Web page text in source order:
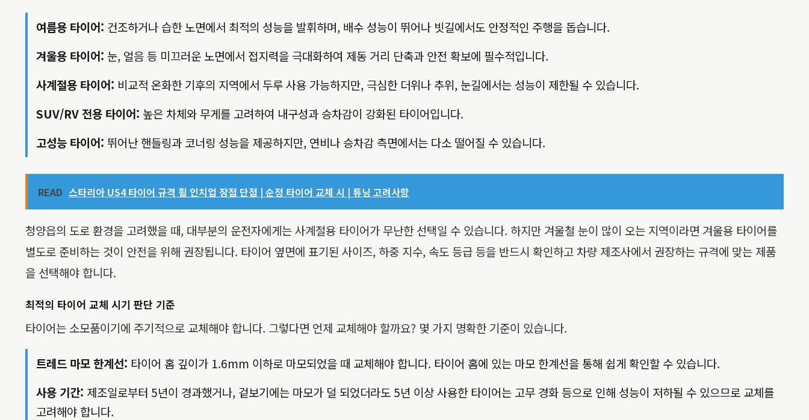
여름용 타이어: 건조하거나 습한 노면에서 최적의 성능을 발휘하며, 배수 성능이 뛰어나 빗길에서도 안정적인 주행을 돕습니다.
겨울용 타이어: 눈, 얼음 등 미끄러운 노면에서 접지력을 극대화하여 제동 거리 단축과 안전 확보에 필수적입니다.
사계절용 타이어: 비교적 온화한 기후의 지역에서 두루 사용 가능하지만, 극심한 더위나 추위, 눈길에서는 성능이 제한될 수 있습니다.
SUV/RV 전용 타이어: 높은 차체와 무게를 고려하여 내구성과 승차감이 강화된 타이어입니다.
고성능 타이어: 뛰어난 핸들링과 코너링 성능을 제공하지만, 연비나 승차감 측면에서는 다소 떨어질 수 있습니다.
READ 스타리아 US4 타이어 규격 휠 인치업 장점 단점 | 순정 타이어 교체 시 | 튜닝 고려사항
청양읍의 도로 환경을 고려했을 때, 대부분의 운전자에게는 사계절용 타이어가 무난한 선택일 수 있습니다. 하지만 겨울철 눈이 많이 오는 지역이라면 겨울용 타이어를
별도로 준비하는 것이 안전을 위해 권장됩니다. 타이어 옆면에 표기된 사이즈, 하중 지수, 속도 등급 등을 반드시 확인하고 차량 제조사에서 권장하는 규격에 맞는 제품
을 선택해야 합니다.
최적의 타이어 교체 시기 판단 기준
타이어는 소모품이기에 주기적으로 교체해야 합니다. 그렇다면 언제 교체해야 할까요? 몇 가지 명확한 기준이 있습니다.
트레드 마모 한계선: 타이어 홈 깊이가 1.6mm 이하로 마모되었을 때 교체해야 합니다. 타이어 홈에 있는 마모 한계선을 통해 쉽게 확인할 수 있습니다.
사용 기간: 제조일로부터 5년이 경과했거나, 겉보기에는 마모가 덜 되었더라도 5년 이상 사용한 타이어는 고무 경화 등으로 인해 성능이 저하될 수 있으므로 교체를
고려해야 합니다.